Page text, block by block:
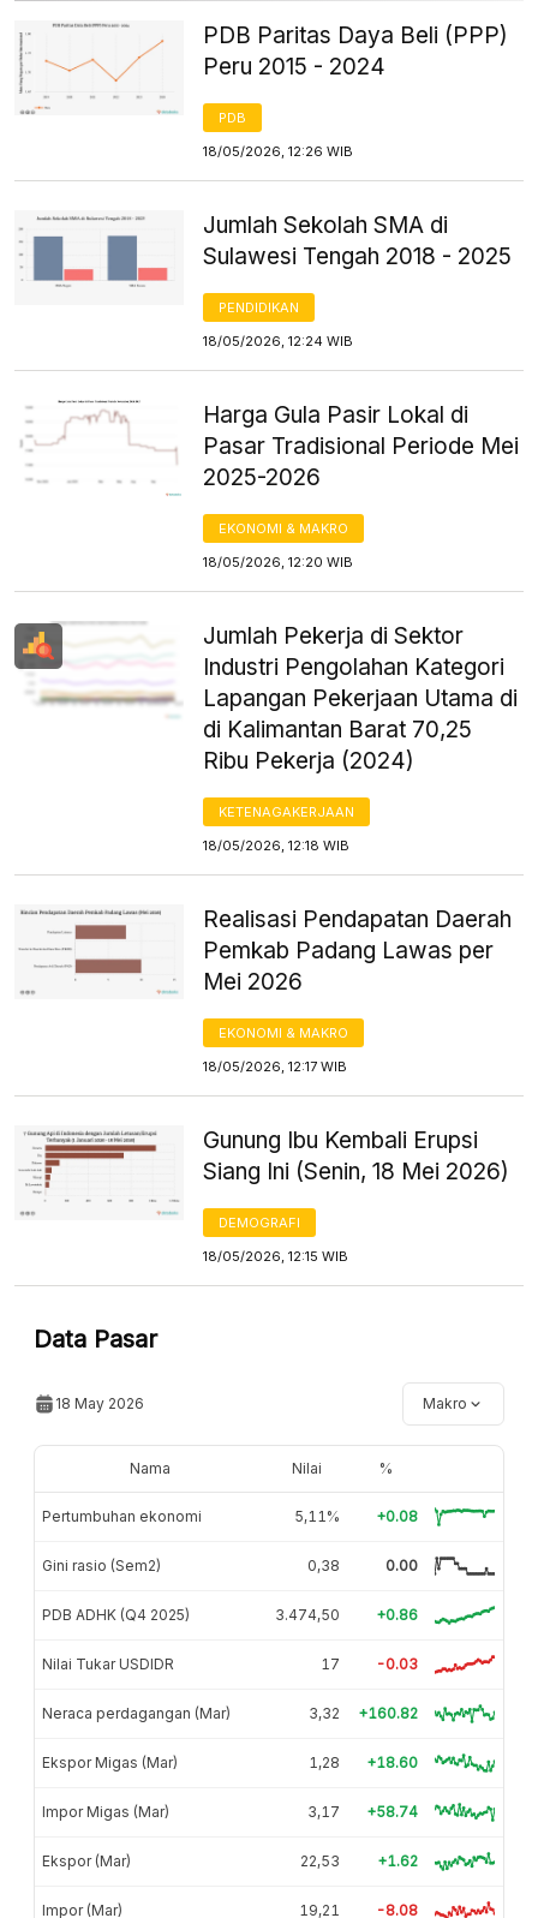
PDB Paritas Daya Beli (PPP)
Peru 2015 - 2024
PDB
18/05/2026, 12:26 WIB
Jumlah Sekolah SMA di
Sulawesi Tengah 2018 - 2025
PENDIDIKAN
18/05/2026, 12:24 WIB
Harga Gula Pasir Lokal di
Pasar Tradisional Periode Mei
2025-2026
EKONOMI & MAKRO
18/05/2026, 12:20 WIB
Jumlah Pekerja di Sektor
Industri Pengolahan Kategori
Lapangan Pekerjaan Utama di
di Kalimantan Barat 70,25
Ribu Pekerja (2024)
KETENAGAKERJAAN
18/05/2026, 12:18 WIB
Realisasi Pendapatan Daerah
Pemkab Padang Lawas per
Mei 2026
EKONOMI & MAKRO
18/05/2026, 12:17 WIB
Gunung Ibu Kembali Erupsi
Siang Ini (Senin, 18 Mei 2026)
DEMOGRAFI
18/05/2026, 12:15 WIB
Data Pasar
18 May 2026 Makro
Nama Nilai %
Pertumbuhan ekonomi 5,11% +0.08
Gini rasio (Sem2) 0,38 0.00
PDB ADHK (Q4 2025) 3.474,50 +0.86
Nilai Tukar USDIDR 17 -0.03
Neraca perdagangan (Mar) 3,32 +160.82
Ekspor Migas (Mar) 1,28 +18.60
Impor Migas (Mar) 3,17 +58.74
Ekspor (Mar) 22,53 +1.62
Impor (Mar) 19,21 -8.08